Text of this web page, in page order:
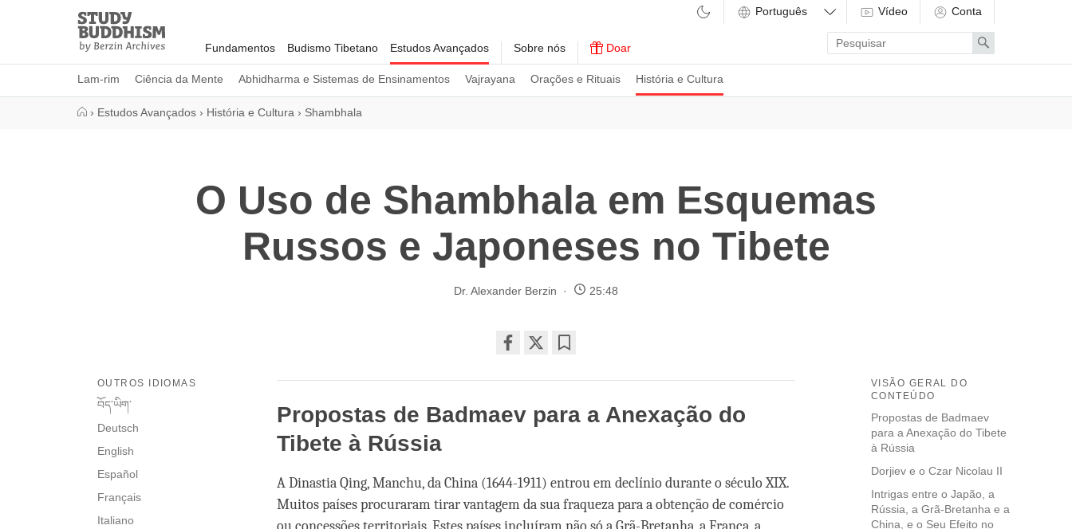
Study
Buddhism
Home
Fundamentos Budismo Tibetano Estudos Avançados
Lam-rim Ciência da Mente Abhidharma e Sistemas de Ensinamentos Vajrayana Orações e Rituais História e Cultura
Sobre nós Doar
Vídeo Conta
Enter
search
term
Search
› Estudos Avançados › História e Cultura › Shambhala
O Uso de Shambhala em Esquemas
Russos e Japoneses no Tibete
Dr. Alexander Berzin 25:48
on
facebook
VISÃO GERAL DO
CONTEÚDO
Propostas de Badmaev
para a Anexação do Tibete
à Rússia
Dorjiev e o Czar Nicolau II
Intrigas entre o Japão, a
Rússia, a Grã-Bretanha e a
China, e o Seu Efeito no
OUTROS IDIOMAS
བོད་ཡིག་
Deutsch
English
Español
Français
Italiano
Propostas de Badmaev para a Anexação do
Tibete à Rússia
A Dinastia Qing, Manchu, da China (1644-1911) entrou em declínio durante o século XIX.
Muitos países procuraram tirar vantagem da sua fraqueza para a obtenção de comércio